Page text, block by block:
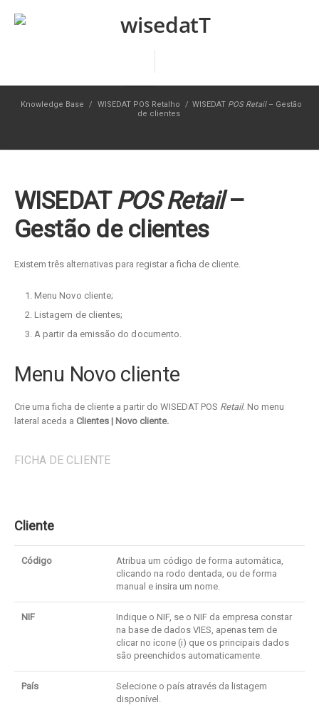
Knowledge Base / WISEDAT POS Retalho / WISEDAT POS Retail– Gestão
de clientes
WISEDATPOS Retail–
Gestão de clientes
Existem três alternativas para registar a ficha de cliente.
Menu Novo cliente;
Listagem de clientes;
A partir da emissão do documento.
Menu Novo cliente
Crie uma ficha de cliente a partir do WISEDAT POS Retail. No menu
lateral aceda a Clientes | Novo cliente.
FICHA DE CLIENTE
Cliente
Código
Atribua um código de forma automática,
clicando na rodo dentada, ou de forma
manual e insira um nome.
NIF
Indique o NIF, se o NIF da empresa constar
na base de dados VIES, apenas tem de
clicar no ícone (i) que os principais dados
são preenchidos automaticamente.
País
Selecione o país através da listagem
disponível.